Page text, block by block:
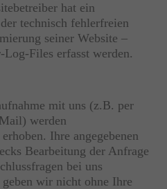
hat ein
technisch fehlerfreien
seiner Website –
Log-Files erfasst werden.
mit uns (z.B. per
werden
Ihre angegebenen
Bearbeitung der Anfrage
bei uns
wir nicht ohne Ihre